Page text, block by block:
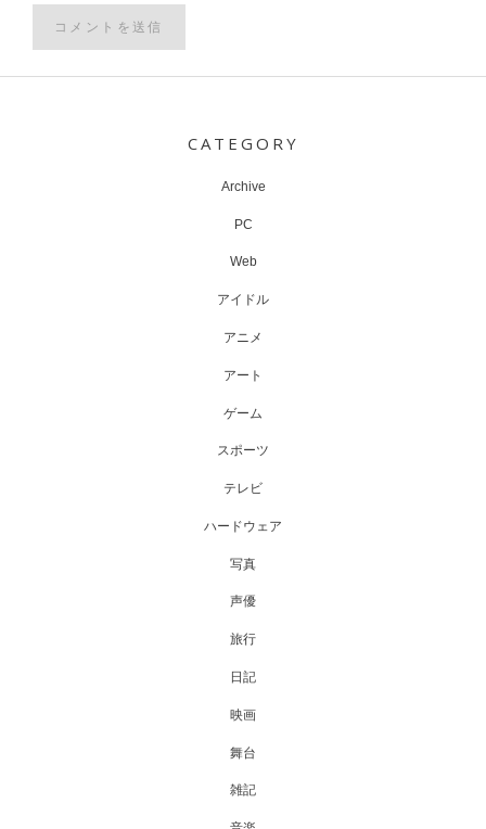
CATEGORY
Archive
PC
Web
アイドル
アニメ
アート
ゲーム
スポーツ
テレビ
ハードウェア
写真
声優
旅行
日記
映画
舞台
雑記